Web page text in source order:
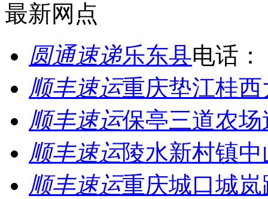
最新网点
圆通速递乐东县电话：
顺丰速运重庆垫江桂
顺丰速运保亭三道农
顺丰速运陵水新村镇
顺丰速运重庆城口城